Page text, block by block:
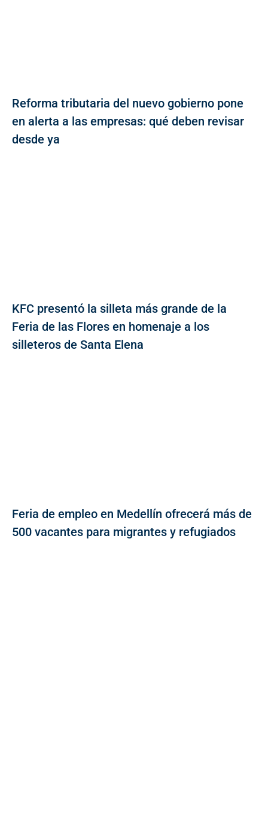
Reforma tributaria del nuevo gobierno pone
en alerta a las empresas: qué deben revisar
desde ya
KFC presentó la silleta más grande de la
Feria de las Flores en homenaje a los
silleteros de Santa Elena
Feria de empleo en Medellín ofrecerá más de
500 vacantes para migrantes y refugiados